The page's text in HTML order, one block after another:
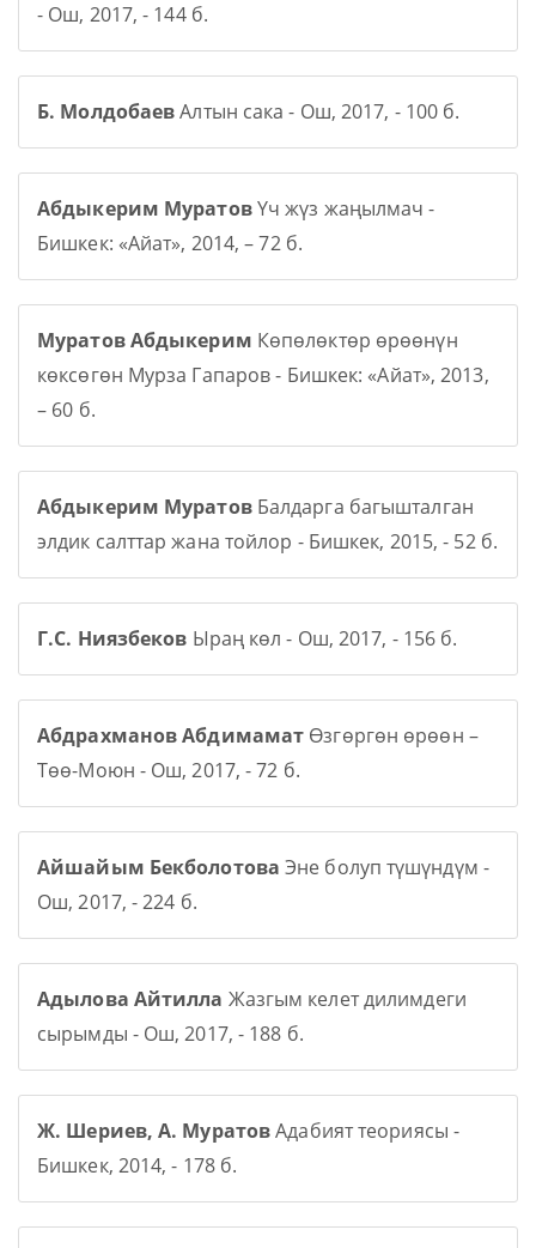
- Ош, 2017, - 144 б.
Б. МолдобаевАлтын сака - Ош, 2017, - 100 б.
Абдыкерим МуратовҮч жүз жаңылмач -
Бишкек: «Айат», 2014, – 72 б.
Муратов Абдыкерим Көпөлөктөр өрөөнүн
көксөгөн Мурза Гапаров - Бишкек: «Айат», 2013,
– 60 б.
Абдыкерим МуратовБалдарга багышталган
элдик салттар жана тойлор - Бишкек, 2015, - 52 б.
Г.С. Ниязбеков Ыраң көл - Ош, 2017, - 156 б.
Абдрахманов Абдимамат Өзгөргөн өрөөн –
Төө-Моюн - Ош, 2017, - 72 б.
Айшайым Бекболотова Эне болуп түшүндүм -
Ош, 2017, - 224 б.
Адылова Айтилла Жазгым келет дилимдеги
сырымды - Ош, 2017, - 188 б.
Ж. Шериев, А. МуратовАдабият теориясы -
Бишкек, 2014, - 178 б.